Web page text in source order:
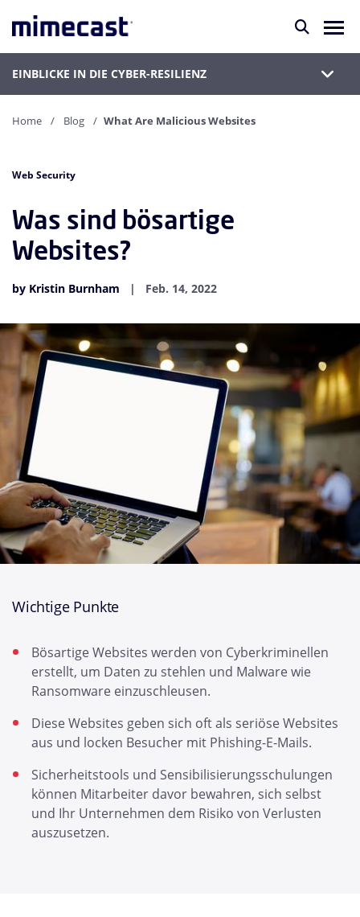
EINBLICKE IN DIE CYBER-RESILIENZ
Home Blog What Are Malicious Websites
Web Security
Was sind bösartige
Websites?
by Kristin Burnham Feb. 14, 2022
Wichtige Punkte
Bösartige Websites werden von Cyberkriminellen
erstellt, um Daten zu stehlen und Malware wie
Ransomware einzuschleusen.
Diese Websites geben sich oft als seriöse Websites
aus und locken Besucher mit Phishing-E-Mails.
Sicherheitstools und Sensibilisierungsschulungen
können Mitarbeiter davor bewahren, sich selbst
und Ihr Unternehmen dem Risiko von Verlusten
auszusetzen.